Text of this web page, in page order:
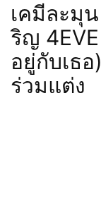
เคมีละมุ
ริญ
อยู่กับเธ
ร่วมแต่ง